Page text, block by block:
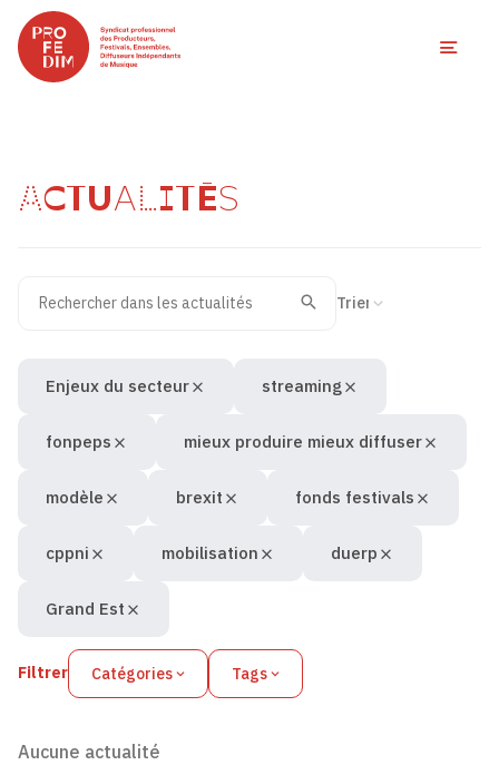
ACTUALITÉS
Recherche
Valider
Filtrer Catégories Tags
Enjeux du secteur streaming
fonpeps mieux produire mieux diffuser
modèle brexit fonds festivals
cppni mobilisation duerp
Grand Est
Aucune actualité